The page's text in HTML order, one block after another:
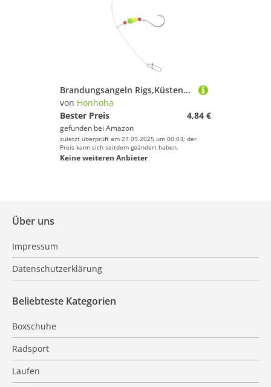
Brandungsangeln Rigs,Küstenfischerei Ausrüstung - Köder System Set Zum Fang Von Pompano Forelle Barsch Angelruten Zubehör Für See Fluss Küste
von Honhoha
Bester Preis
4,84 €
gefunden bei Amazon
zuletzt überprüft am 27.09.2025 um 00:03; der
Preis kann sich seitdem geändert haben.
Keine weiteren Anbieter
Über uns
Impressum
Datenschutzerklärung
Beliebteste Kategorien
Boxschuhe
Radsport
Laufen